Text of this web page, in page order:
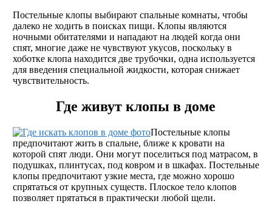
Постельные клопы выбирают спальные комнаты, чтобы
далеко не ходить в поисках пищи. Клопы являются
ночными обитателями и нападают на людей когда они
спят, многие даже не чувствуют укусов, поскольку в
хоботке клопа находится две трубочки, одна используется
для введения специальной жидкости, которая снижает
чувствительность.
Где живут клопы в доме
Постельные клопы
предпочитают жить в спальне, ближе к кровати на
которой спят люди. Они могут поселиться под матрасом, в
подушках, плинтусах, под ковром и в шкафах. Постельные
клопы предпочитают узкие места, где можно хорошо
спрятаться от крупных существ. Плоское тело клопов
позволяет прятаться в практически любой щели.